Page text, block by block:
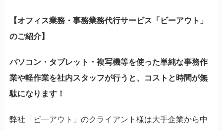
【オフィス業務・事務業務代行サービス「ビーアウト」
のご紹介】
パソコン・タブレット・複写機等を使った単純な事務作
業や軽作業を社内スタッフが行うと、コストと時間が無
駄になります！
弊社「ビ―アウト」のクライアント様は大手企業から中